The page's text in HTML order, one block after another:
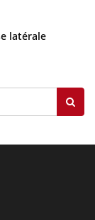
latérale